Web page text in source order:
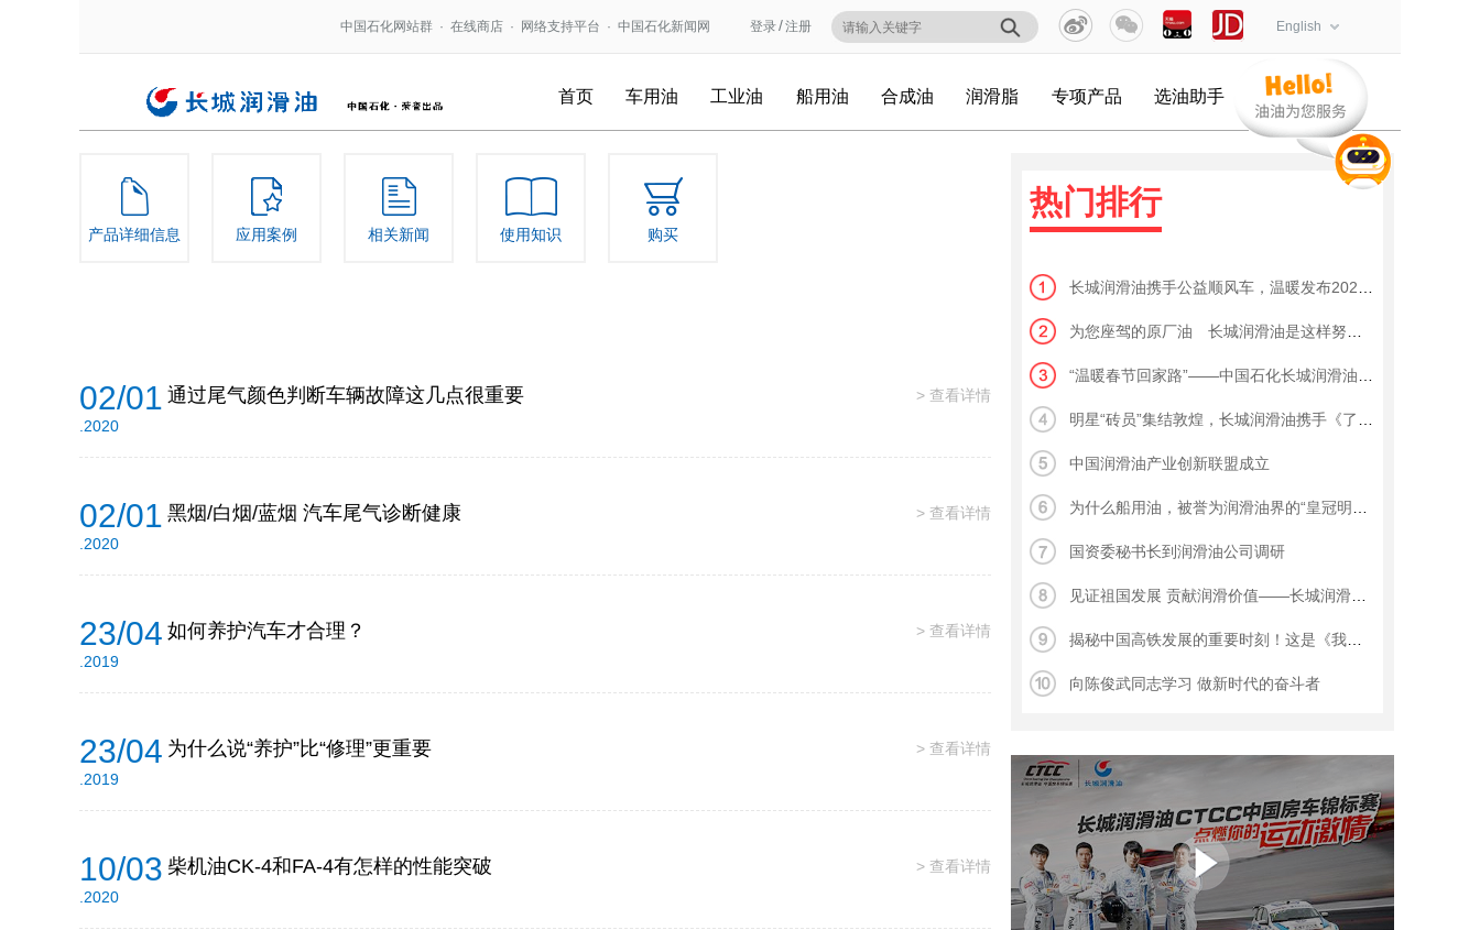
English
登录/注册
中国石化网站群 · 在线商店 · 网络支持平台 · 中国石化新闻网
首页 车用油 工业油 船用油 合成油 润滑脂 专项产品 选油助手
产品详细信息 应用案例 相关新闻 使用知识 购买
02/01
.2020
通过尾气颜色判断车辆故障这几点很重要 > 查看详情
02/01
.2020
黑烟/白烟/蓝烟 汽车尾气诊断健康 > 查看详情
23/04
.2019
如何养护汽车才合理？ > 查看详情
23/04
.2019
为什么说“养护”比“修理”更重要 > 查看详情
10/03
.2020
柴机油CK-4和FA-4有怎样的性能突破 > 查看详情
热门排行
中国润滑油产业创新联盟成立
国资委秘书长到润滑油公司调研
向陈俊武同志学习 做新时代的奋斗者